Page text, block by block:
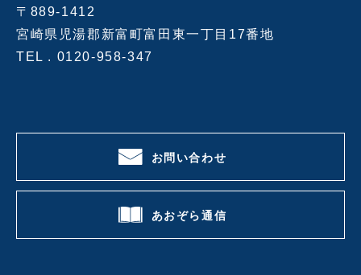
〒889-1412
宮崎県児湯郡新富町富田東一丁目17番地
TEL . 0120-958-347
お問い合わせ
あおぞら通信